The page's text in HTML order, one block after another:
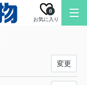
お気に入り
0
変更